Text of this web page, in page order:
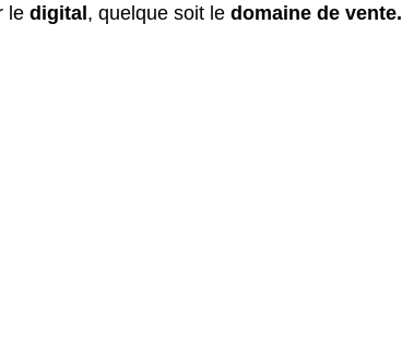
le digital, quelque soit le domaine de vente.